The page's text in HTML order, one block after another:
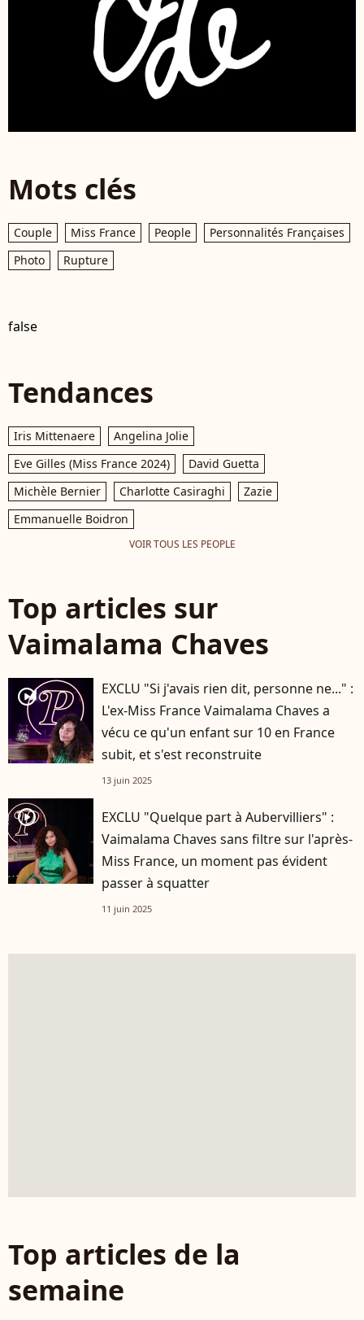
Mots clés
Couple Miss France People
Personnalités Françaises
Photo
Rupture
false
Tendances
Iris Mittenaere
Angelina Jolie
Eve Gilles (Miss France 2024)
David Guetta
Michèle Bernier
Charlotte Casiraghi
Zazie
Emmanuelle Boidron
VOIR TOUS LES PEOPLE
Top articles sur
Vaimalama Chaves
player2
EXCLU "Si j'avais rien dit, personne ne..." :
L'ex-Miss France Vaimalama Chaves a
vécu ce qu'un enfant sur 10 en France
subit, et s'est reconstruite
13 juin 2025
player2
EXCLU "Quelque part à Aubervilliers" :
Vaimalama Chaves sans filtre sur l'après-
Miss France, un moment pas évident
passer à squatter
11 juin 2025
Top articles de la
semaine